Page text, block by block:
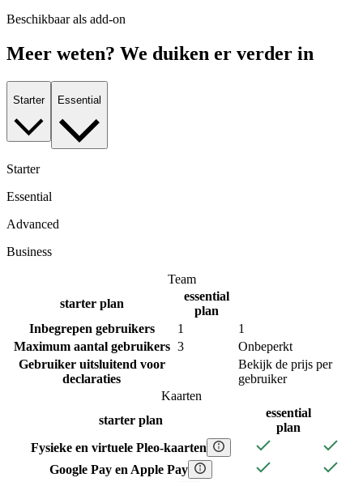
Beschikbaar als add-on
Meer weten? We duiken er verder in
Starter Essential
Starter
Essential
Advanced
Business
Team
starterplan
essential
plan
Inbegrepen gebruikers
1
1
Maximum aantal gebruikers 3
Onbeperkt
Gebruiker uitsluitend voor
declaraties
Bekijk de prijs per
gebruiker
Kaarten
starter plan
essential
plan
Fysieke en virtuele Pleo-kaarten
Google Pay en Apple Pay